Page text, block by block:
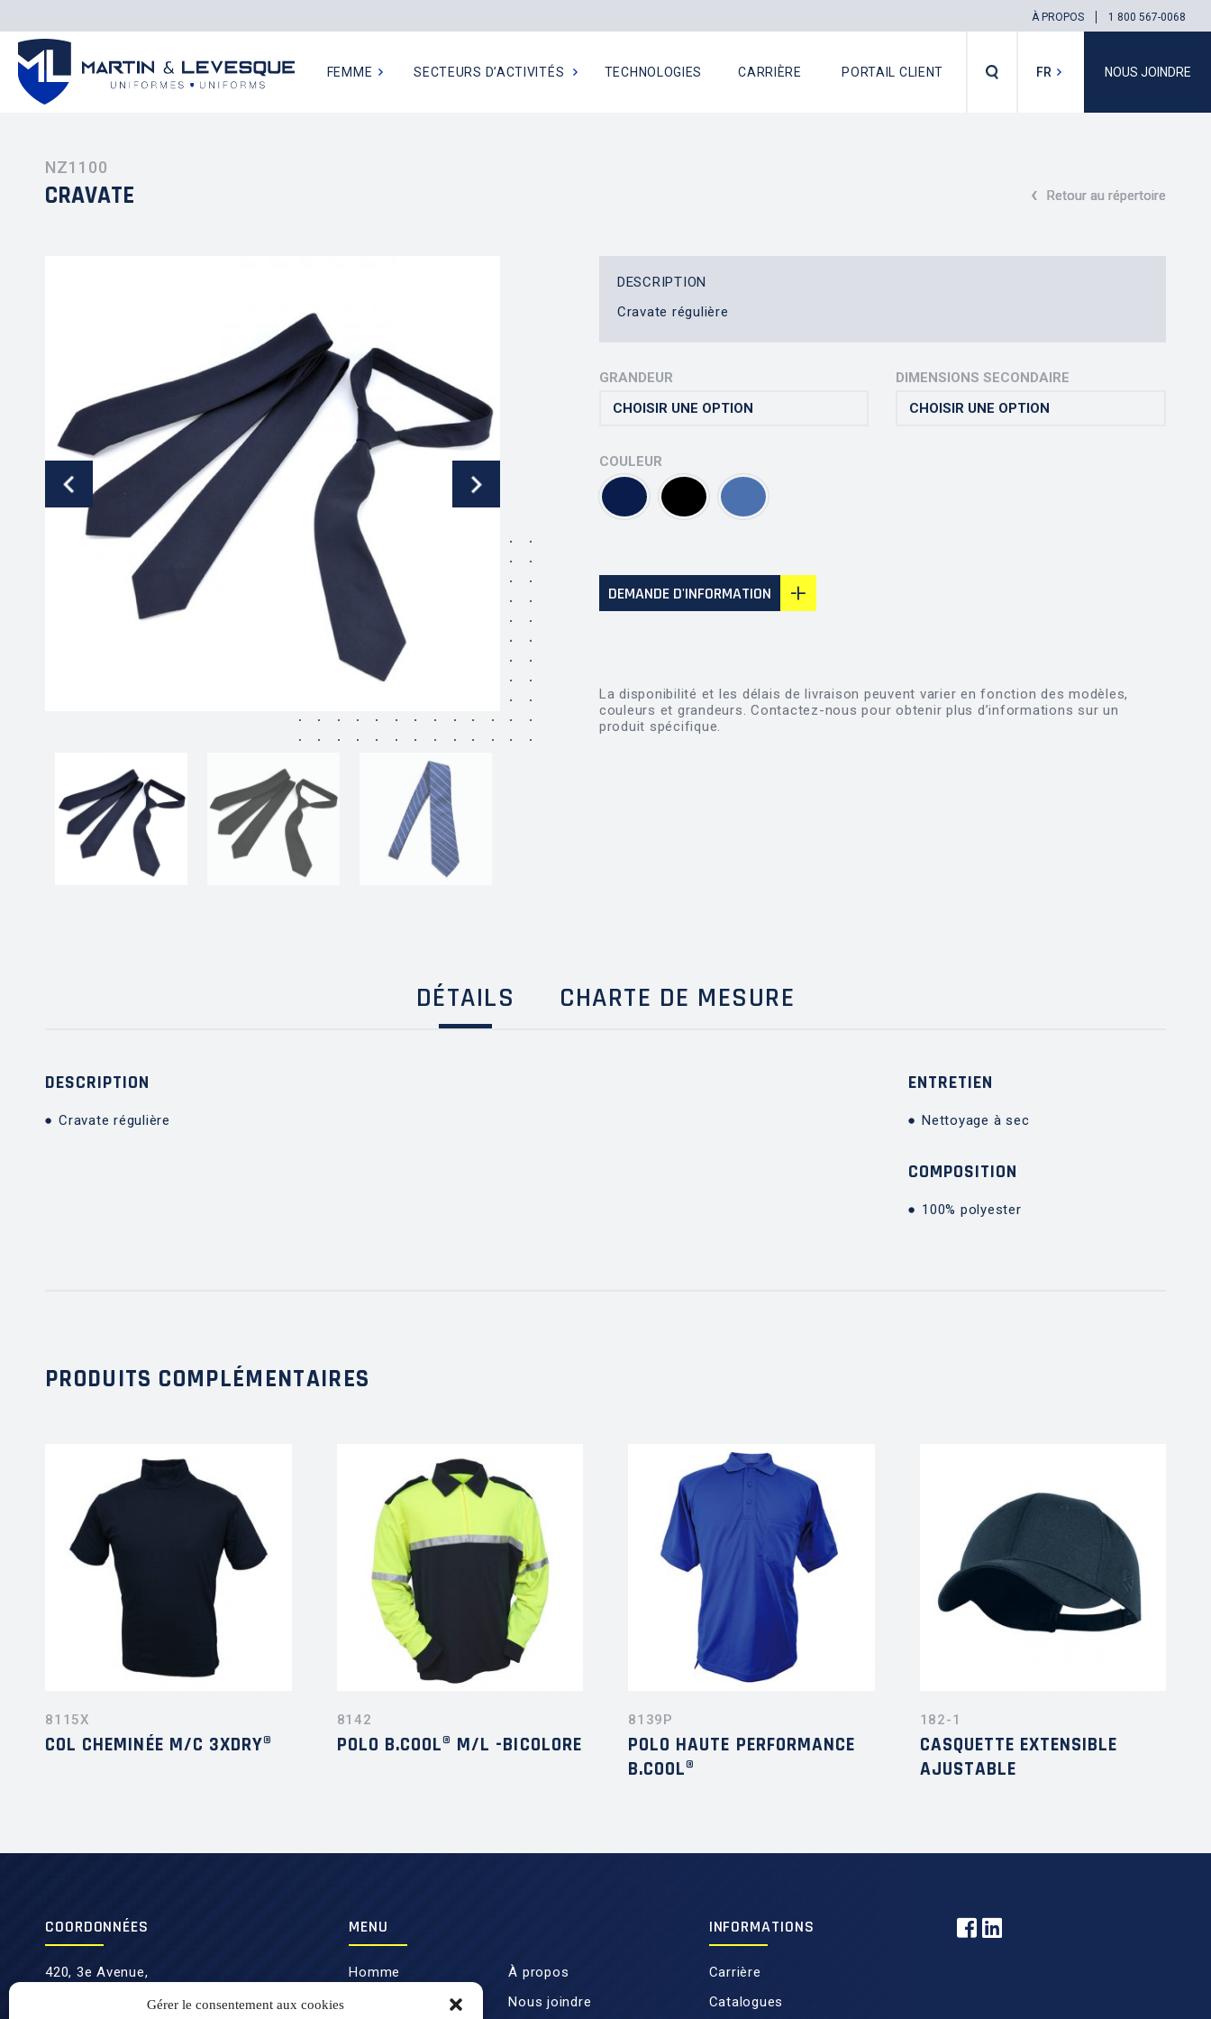
Gérer le consentement aux cookies
À PROPOS 1 800 567-0068
HOMME FEMME SECTEURS D’ACTIVITÉS TECHNOLOGIES CARRIÈRE PORTAIL CLIENT FR NOUS JOINDRE
CRAVATE
NZ1100
‹ Retour au répertoire
‹ Retour au répertoire
‹ Retour au répertoire
DESCRIPTION
Cravate régulière
GRANDEUR DIMENSIONS SECONDAIRE
COULEUR
DEMANDE D'INFORMATION
La disponibilité et les délais de livraison peuvent varier en fonction des modèles,
couleurs et grandeurs. Contactez-nous pour obtenir plus d’informations sur un
produit spécifique.
DÉTAILS CHARTE DE MESURE
DESCRIPTION
Cravate régulière
ENTRETIEN
Nettoyage à sec
COMPOSITION
100% polyester
PRODUITS COMPLÉMENTAIRES
8115X
COL CHEMINÉE M/C 3XDRY®
8142
POLO B.COOL® M/L -BICOLORE
8139P
POLO HAUTE PERFORMANCE
B.COOL®
182-1
CASQUETTE EXTENSIBLE
AJUSTABLE
COORDONNÉES
420, 3e Avenue,
info@mluniforme.com
MENU
Homme
À propos
Nous joindre
INFORMATIONS
Carrière
Catalogues